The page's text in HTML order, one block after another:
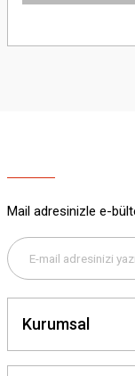
yetersiz gördüğünüz
Bu ürüne benzer
Mail adresinizle e-
Kurumsal